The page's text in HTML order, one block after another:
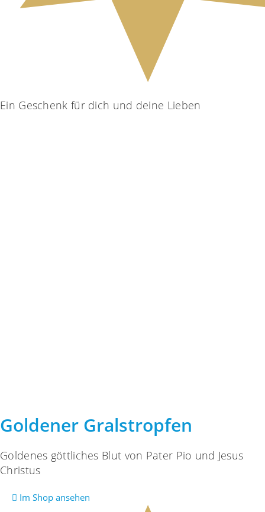
Ein Geschenk für dich und deine Lieben
Goldener Gralstropfen
Goldenes göttliches Blut von Pater Pio und Jesus
Christus
Im Shop ansehen